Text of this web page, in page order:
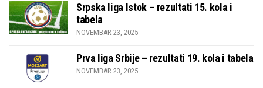
Srpska liga Istok – rezultati 15. kola i
tabela
NOVEMBAR 23, 2025
Prva liga Srbije – rezultati 19. kola i tabela
NOVEMBAR 23, 2025